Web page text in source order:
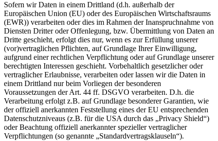
Sofern wir Daten in einem Drittland (d.h. außerhalb der
Europäischen Union (EU) oder des Europäischen Wirtschaftsraums
(EWR)) verarbeiten oder dies im Rahmen der Inanspruchnahme von
Diensten Dritter oder Offenlegung, bzw. Übermittlung von Daten an
Dritte geschieht, erfolgt dies nur, wenn es zur Erfüllung unserer
(vor)vertraglichen Pflichten, auf Grundlage Ihrer Einwilligung,
aufgrund einer rechtlichen Verpflichtung oder auf Grundlage unserer
berechtigten Interessen geschieht. Vorbehaltlich gesetzlicher oder
vertraglicher Erlaubnisse, verarbeiten oder lassen wir die Daten in
einem Drittland nur beim Vorliegen der besonderen
Voraussetzungen der Art. 44 ff. DSGVO verarbeiten. D.h. die
Verarbeitung erfolgt z.B. auf Grundlage besonderer Garantien, wie
der offiziell anerkannten Feststellung eines der EU entsprechenden
Datenschutzniveaus (z.B. für die USA durch das „Privacy Shield“)
oder Beachtung offiziell anerkannter spezieller vertraglicher
Verpflichtungen (so genannte „Standardvertragsklauseln“).